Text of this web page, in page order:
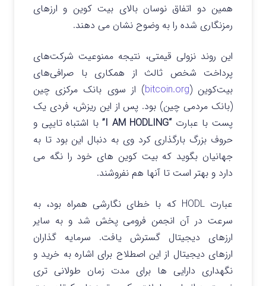
همین دو اتفاق نوسان بالای بیت کوین و ارزهای
رمزنگاری شده را به وضوح نشان می دهند.
این روند نزولی قیمتی، نتیجه ممنوعیت شرکت‌های
پرداخت شخص ثالث از همکاری با صرافی‌های
بیت‌کوین (bitcoin.org) از سوی بانک مرکزی چین
(بانک مردمی چین) بود. پس از این ریزش، فردی یک
پست با عبارت“I AM HODLING”
با اشتباه تایپی و
حروف بزرگ بارگذاری کرد وی به دنبال این بود تا به
جهانیان بگوید که بیت کوین های خود را نگه می
دارد و بهتر است تا آنها هم نفروشند.
عبارت HODL که با خطای نگارشی همراه بود، به
سرعت در آن انجمن فرومی پخش شد و به سایر
ارزهای دیجیتال گسترش یافت. سرمایه گذاران
ارزهای دیجیتال از این اصطلاح برای اشاره به خرید و
نگهداری دارایی ها برای مدت زمان طولانی تری